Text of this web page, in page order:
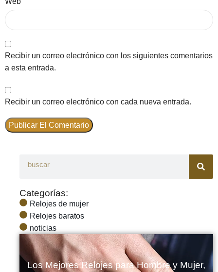
Recibir un correo electrónico con los siguientes comentarios
a esta entrada.
Recibir un correo electrónico con cada nueva entrada.
Categorías:
Relojes de mujer
Relojes baratos
noticias
Los Mejores Relojes para Hombre y Mujer,